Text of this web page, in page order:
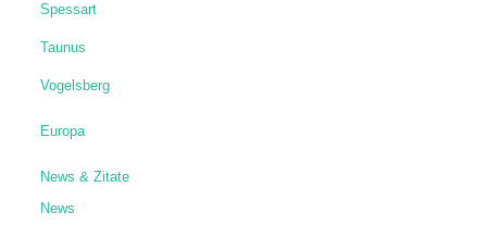
Spessart
Taunus
Vogelsberg
Europa
News & Zitate
News